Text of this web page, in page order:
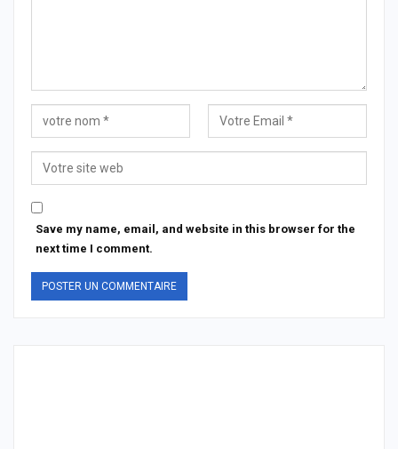
Save my name, email, and website in this browser for the
next time I comment.